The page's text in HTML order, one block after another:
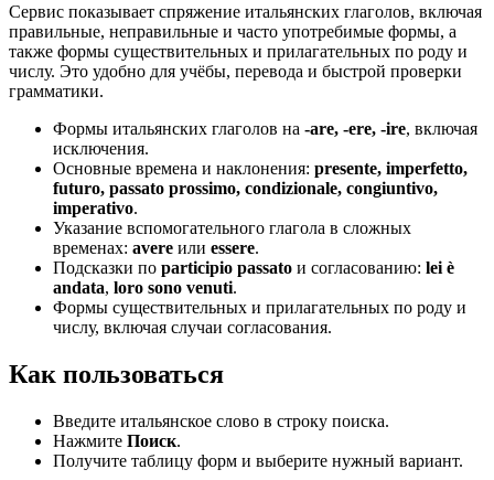
Сервис показывает спряжение итальянских глаголов, включая
правильные, неправильные и часто употребимые формы, а
также формы существительных и прилагательных по роду и
числу. Это удобно для учёбы, перевода и быстрой проверки
грамматики.
Формы итальянских глаголов на -are, -ere, -ire, включая
исключения.
Основные времена и наклонения: presente, imperfetto,
futuro, passato prossimo, condizionale, congiuntivo,
imperativo.
Указание вспомогательного глагола в сложных
временах: avere или essere.
Подсказки по participio passato и согласованию: lei è
andata, loro sono venuti.
Формы существительных и прилагательных по роду и
числу, включая случаи согласования.
Как пользоваться
Введите итальянское слово в строку поиска.
Нажмите Поиск.
Получите таблицу форм и выберите нужный вариант.